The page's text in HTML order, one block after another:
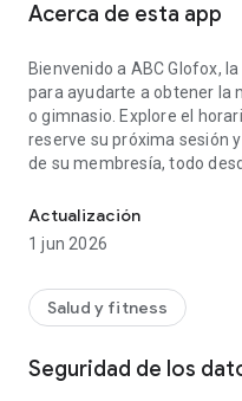
Acerca de esta app
Bienvenido a ABC Glofox,
para ayudarte a obtener la
o gimnasio. Explore el
reserve su próxima sesión
de su membresía, todo
Actualización
1 jun 2026
Salud y fitness
Seguridad de los